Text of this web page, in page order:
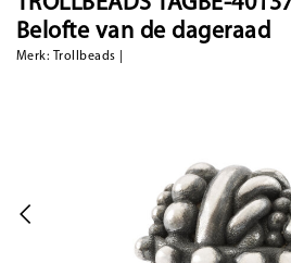
Belofte van de dageraad
Merk: Trollbeads